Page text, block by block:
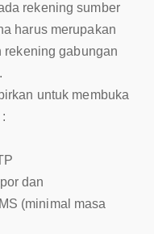
rekening sumber
harus merupakan
rekening gabungan
untuk membuka
dan
(minimal masa